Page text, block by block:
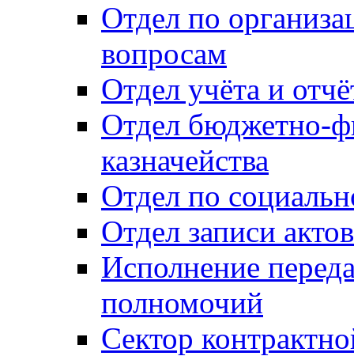
Отдел по
вопросам
Отдел учёта и
Отдел бюджетно-
казначейства
Отдел по
Отдел записи
Исполнение
полномочий
Сектор